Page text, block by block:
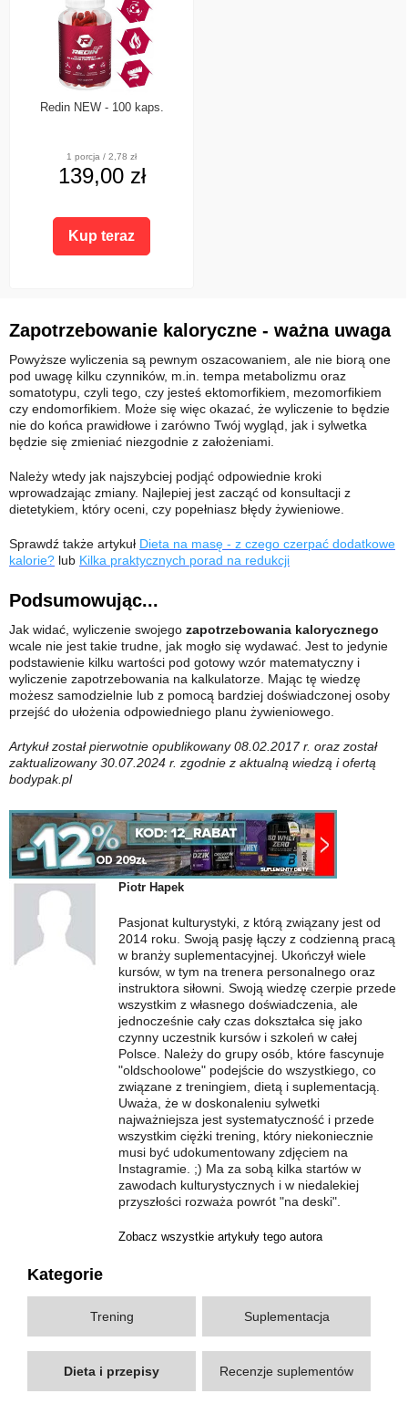
Kategorie
Trening Suplementacja
Dieta i przepisy Recenzje suplementów
Redin NEW - 100 kaps.
1 porcja / 2,78 zł
139,00 zł
Kup teraz
Zapotrzebowanie kaloryczne - ważna uwaga
Powyższe wyliczenia są pewnym oszacowaniem, ale nie biorą one
pod uwagę kilku czynników, m.in. tempa metabolizmu oraz
somatotypu, czyli tego, czy jesteś ektomorfikiem, mezomorfikiem
czy endomorfikiem. Może się więc okazać, że wyliczenie to będzie
nie do końca prawidłowe i zarówno Twój wygląd, jak i sylwetka
będzie się zmieniać niezgodnie z założeniami.
Należy wtedy jak najszybciej podjąć odpowiednie kroki
wprowadzając zmiany. Najlepiej jest zacząć od konsultacji z
dietetykiem, który oceni, czy popełniasz błędy żywieniowe.
Sprawdź także artykuł Dieta na masę - z czego czerpać dodatkowe
kalorie? lub Kilka praktycznych porad na redukcji
Podsumowując...
Jak widać, wyliczenie swojego zapotrzebowania kalorycznego
wcale nie jest takie trudne, jak mogło się wydawać. Jest to jedynie
podstawienie kilku wartości pod gotowy wzór matematyczny i
wyliczenie zapotrzebowania na kalkulatorze. Mając tę wiedzę
możesz samodzielnie lub z pomocą bardziej doświadczonej osoby
przejść do ułożenia odpowiedniego planu żywieniowego.
Artykuł został pierwotnie opublikowany 08.02.2017 r. oraz został
zaktualizowany 30.07.2024 r. zgodnie z aktualną wiedzą i ofertą
bodypak.pl
Piotr Hapek
Pasjonat kulturystyki, z którą związany jest od
2014 roku. Swoją pasję łączy z codzienną pracą
w branży suplementacyjnej. Ukończył wiele
kursów, w tym na trenera personalnego oraz
instruktora siłowni. Swoją wiedzę czerpie przede
wszystkim z własnego doświadczenia, ale
jednocześnie cały czas dokształca się jako
czynny uczestnik kursów i szkoleń w całej
Polsce. Należy do grupy osób, które fascynuje
"oldschoolowe" podejście do wszystkiego, co
związane z treningiem, dietą i suplementacją.
Uważa, że w doskonaleniu sylwetki
najważniejsza jest systematyczność i przede
wszystkim ciężki trening, który niekoniecznie
musi być udokumentowany zdjęciem na
Instagramie. ;) Ma za sobą kilka startów w
zawodach kulturystycznych i w niedalekiej
przyszłości rozważa powrót "na deski".
Zobacz wszystkie artykuły tego autora